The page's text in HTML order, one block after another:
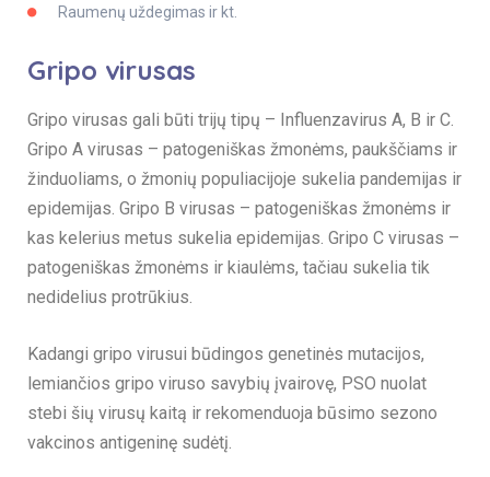
Raumenų uždegimas ir kt.
Gripo virusas
Gripo virusas gali būti trijų tipų – Influenzavirus A, B ir C.
Gripo A virusas – patogeniškas žmonėms, paukščiams ir
žinduoliams, o žmonių populiacijoje sukelia pandemijas ir
epidemijas. Gripo B virusas – patogeniškas žmonėms ir
kas kelerius metus sukelia epidemijas. Gripo C virusas –
patogeniškas žmonėms ir kiaulėms, tačiau sukelia tik
nedidelius protrūkius.
Kadangi gripo virusui būdingos genetinės mutacijos,
lemiančios gripo viruso savybių įvairovę, PSO nuolat
stebi šių virusų kaitą ir rekomenduoja būsimo sezono
vakcinos antigeninę sudėtį.